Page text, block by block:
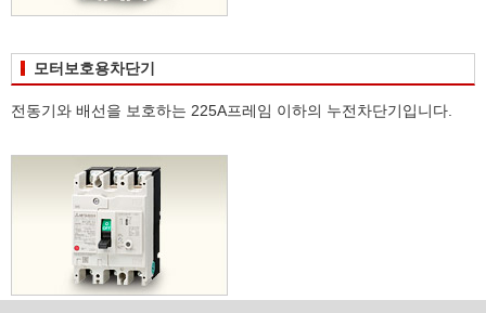
모터보호용차단기
전동기와 배선을 보호하는 225A프레임 이하의 누전차단기입니다.